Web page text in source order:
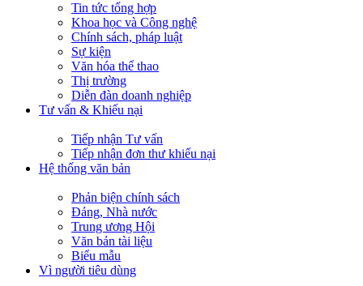
Tin tức tổng hợp
Khoa học và Công nghệ
Chính sách, pháp luật
Sự kiện
Văn hóa thể thao
Thị trường
Diễn đàn doanh nghiệp
Tư vấn & Khiếu nại
Tiếp nhận Tư vấn
Tiếp nhận đơn thư khiếu nại
Hệ thống văn bản
Phản biện chính sách
Đảng, Nhà nước
Trung ương Hội
Văn bản tài liệu
Biểu mẫu
Vì người tiêu dùng